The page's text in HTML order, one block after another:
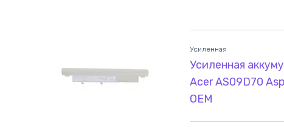
Усиленная
Усиленная
Acer AS09D70
OEM